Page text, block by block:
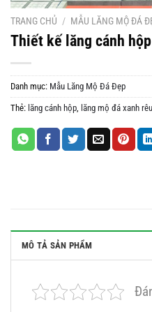
TRANG CHỦ / MẪU LĂNG MỘ ĐÁ
Thiết kế lăng cánh
Danh mục: Mẫu Lăng Mộ Đá Đẹp
Thẻ: lăng cánh hộp, lăng mộ đá xanh rêu
MÔ TẢ SẢN PHẨM